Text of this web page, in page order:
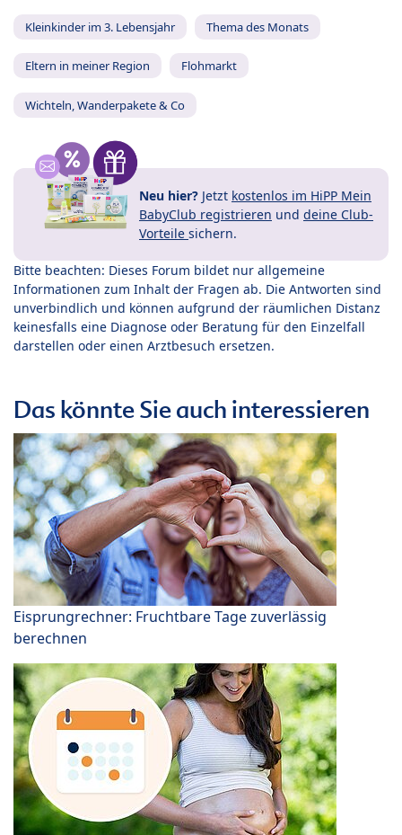
Kleinkinder im 3. Lebensjahr Thema des Monats
Eltern in meiner Region Flohmarkt
Wichteln, Wanderpakete & Co
Neu hier? Jetzt kostenlos im HiPP Mein
BabyClub registrieren und deine Club-
Vorteile sichern.
Bitte beachten: Dieses Forum bildet nur allgemeine
Informationen zum Inhalt der Fragen ab. Die Antworten sind
unverbindlich und können aufgrund der räumlichen Distanz
keinesfalls eine Diagnose oder Beratung für den Einzelfall
darstellen oder einen Arztbesuch ersetzen.
Das könnte Sie auch interessieren
Eisprungrechner: Fruchtbare Tage zuverlässig
berechnen